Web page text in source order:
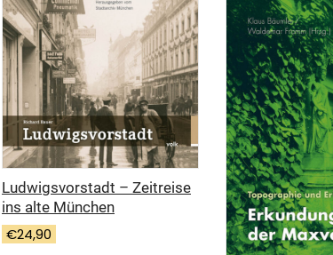
Ludwigsvorstadt – Zeitreise
ins alte München
€24,90